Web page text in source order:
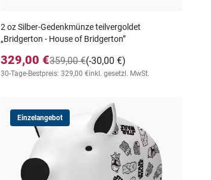
2 oz Silber-Gedenkmünze teilvergoldet
„Bridgerton - House of Bridgerton”
329,00 € (-30,00 €)
359,00 €
30-Tage-Bestpreis: 329,00 €inkl. gesetzl. MwSt.
Einzelangebot